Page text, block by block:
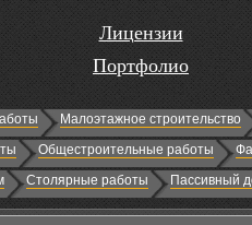
Лицензии
Портфолио
Малоэтажное строительство
Общестроительные работы
Столярные работы Пассивный